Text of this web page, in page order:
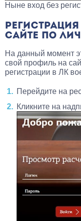
Ныне вход без
САЙТЕ ПО
На данный момент
свой профиль на
регистрации в ЛК
Перейдите на
Кликните на